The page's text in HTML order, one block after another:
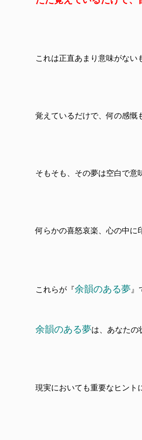
これは正直あまり意味がない
覚えているだけで、何の感慨
そもそも、その夢は空白で意
何らかの喜怒哀楽、心の中に
これらが『余韻のある夢 』
余韻のある夢は、あなたの
現実においても重要なヒント